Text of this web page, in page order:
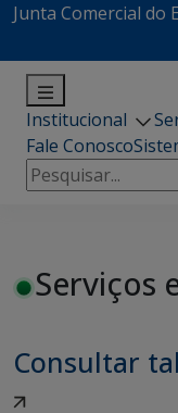
Junta Comercial do
Institucional
Fale Conosco
Pesquisar
por:
Serviços
Consultar